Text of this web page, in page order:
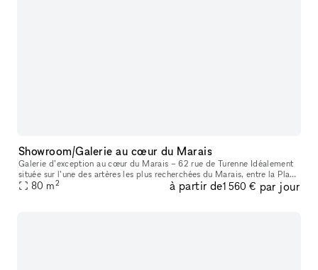
Showroom/Galerie au cœur du Marais
Galerie d’exception au cœur du Marais – 62 rue de Turenne Idéalement
située sur l’une des artères les plus recherchées du Marais, entre la Place
des Vosges et la rue de Bretagne, la galerie bénéficie
80 m2 à partir de1 560 € par jour